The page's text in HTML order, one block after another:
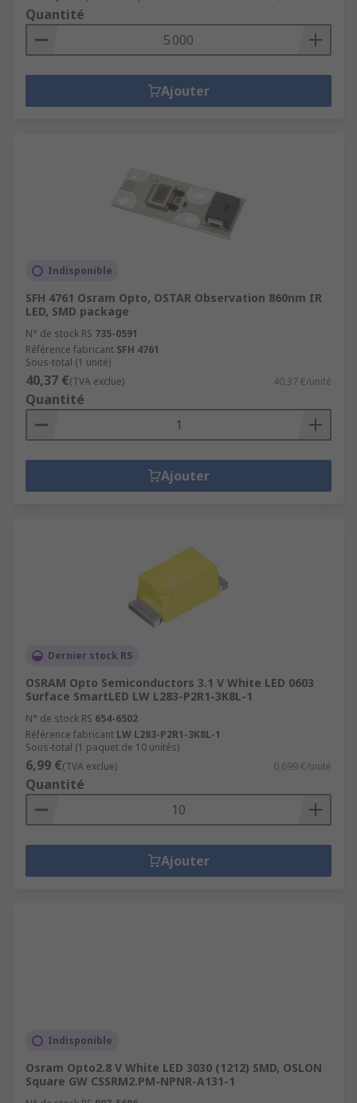
Quantité
Ajouter
Indisponible
SFH 4761 Osram Opto, OSTAR Observation 860nm IR
LED, SMD package
N° de stock RS 735-0591
Référence fabricant SFH 4761
Sous-total (1 unité)
40,37 €(TVA exclue) 40,37 €/unité
Quantité
Ajouter
Dernier stock RS
OSRAM Opto Semiconductors 3.1 V White LED 0603
Surface SmartLED LW L283-P2R1-3K8L-1
N° de stock RS 654-6502
Référence fabricant LW L283-P2R1-3K8L-1
Sous-total (1 paquet de 10 unités)
6,99 €(TVA exclue) 0,699 €/unité
Quantité
Ajouter
Indisponible
Osram Opto2.8 V White LED 3030 (1212) SMD, OSLON
Square GW CSSRM2.PM-NPNR-A131-1